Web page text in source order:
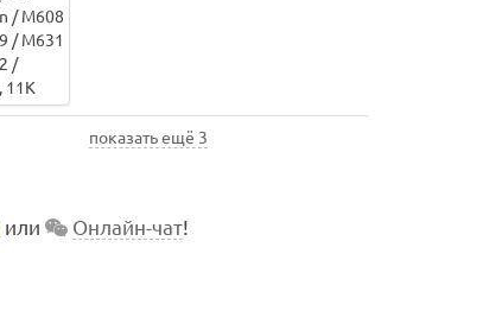
показать ещё 3
или Онлайн-чат!